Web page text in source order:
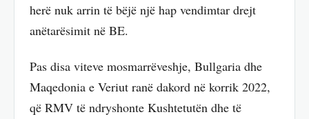
herë nuk arrin të bëjë një hap vendimtar drejt
anëtarësimit në BE.
Pas disa viteve mosmarrëveshje, Bullgaria dhe
Maqedonia e Veriut ranë dakord në korrik 2022,
që RMV të ndryshonte Kushtetutën dhe të